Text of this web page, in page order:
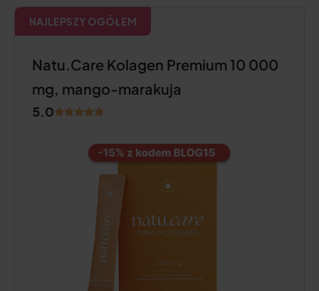
NAJLEPSZY OGÓŁEM
Natu.Care Kolagen Premium 10 000
mg, mango-marakuja
5.0